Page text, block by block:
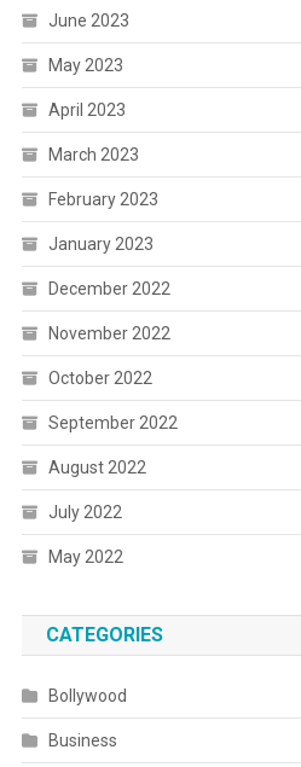
June 2023
May 2023
April 2023
March 2023
February 2023
January 2023
December 2022
November 2022
October 2022
September 2022
August 2022
July 2022
May 2022
CATEGORIES
Bollywood
Business